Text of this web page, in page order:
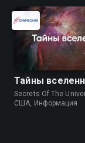
Тайны
Secrets Of The
США, Информация